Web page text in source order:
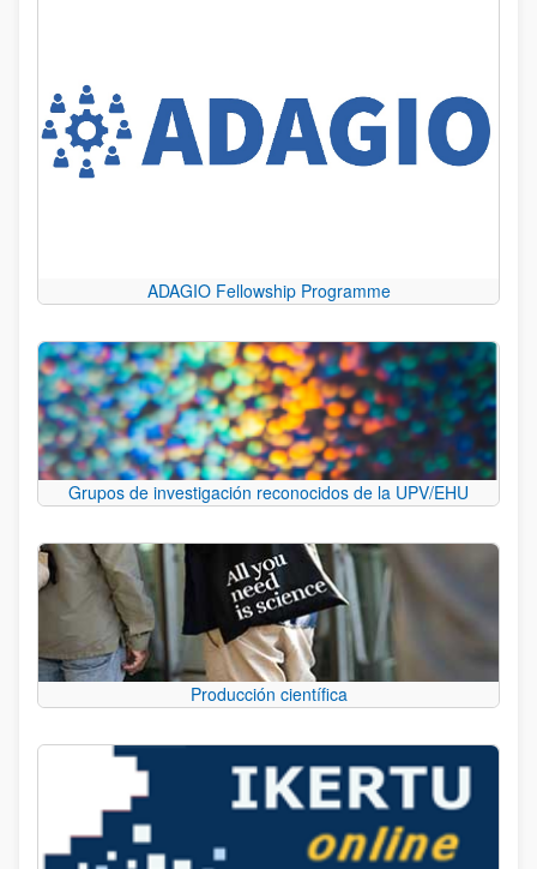
ADAGIO Fellowship Programme
Grupos de investigación reconocidos de la UPV/EHU
Producción científica